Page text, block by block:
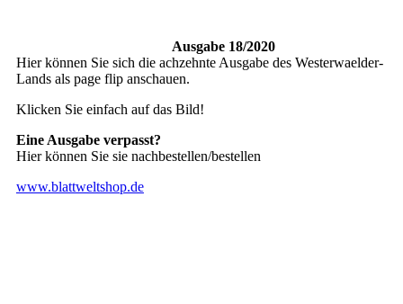
Ausgabe 18/2020
Hier können Sie sich die achzehnte Ausgabe des Westerwaelder-
Lands als page flip anschauen.
Klicken Sie einfach auf das Bild!
Eine Ausgabe verpasst?
Hier können Sie sie nachbestellen/bestellen
www.blattweltshop.de